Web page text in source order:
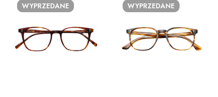
WYPRZEDANE WYPRZEDANE